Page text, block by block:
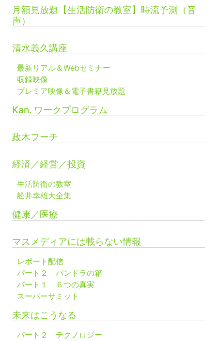
月額見放題【生活防衛の教室】時流予測（音
声）
清水義久講座
最新リアル＆Webセミナー
収録映像
プレミア映像＆電子書籍見放題
Kan. ワークプログラム
政木フーチ
経済／経営／投資
生活防衛の教室
舩井幸雄大全集
健康／医療
マスメディアには載らない情報
レポート配信
パート２ パンドラの箱
パート１ ６つの真実
スーパーサミット
未来はこうなる
パート２ テクノロジー